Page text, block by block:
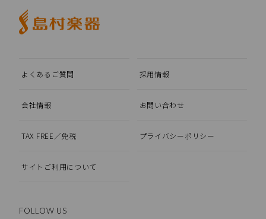
よくあるご質問 採用情報
会社情報 お問い合わせ
TAX FREE／免税 プライバシーポリシー
サイトご利用について
FOLLOW US